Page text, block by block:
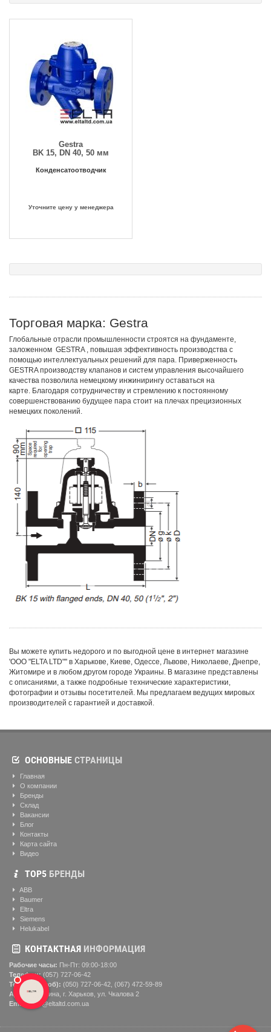
Gestra
BK 15, DN 40, 50 мм
Конденсатоотводчик
Уточните цену у менеджера
Торговая марка: Gestra
Глобальные отрасли промышленности строятся на фундаменте,
заложенном GESTRA , повышая эффективность производства с
помощью интеллектуальных решений для пара. Приверженность
GESTRA производству клапанов и систем управления высочайшего
качества позволила немецкому инжинирингу оставаться на
карте. Благодаря сотрудничеству и стремлению к постоянному
совершенствованию будущее пара стоит на плечах прецизионных
немецких поколений.
Вы можете купить недорого и по выгодной цене в интернет магазине
'ООО "ELTA LTD"'' в Харькове, Киеве, Одессе, Львове, Николаеве, Днепре,
Житомире и в любом другом городе Украины. В магазине представлены
с описаниями, а также подробные технические характеристики,
фотографии и отзывы посетителей. Мы предлагаем ведущих мировых
производителей с гарантией и доставкой.
ОСНОВНЫЕ СТРАНИЦЫ
Главная
О компании
Бренды
Склад
Вакансии
Блог
Контакты
Карта сайта
Видео
ТОР5 БРЕНДЫ
ABB
Baumer
Eltra
Siemens
Helukabel
КОНТАКТНАЯ ИНФОРМАЦИЯ
Рабочие часы: Пн-Пт: 09:00-18:00
Телефон: (057) ‎727-06-42
Телефон (моб): (050) 727-06-42, (067) 472-59-89
Адрес:Украина, г. Харьков, ул. Чкалова 2
Email: buy@eltaltd.com.ua